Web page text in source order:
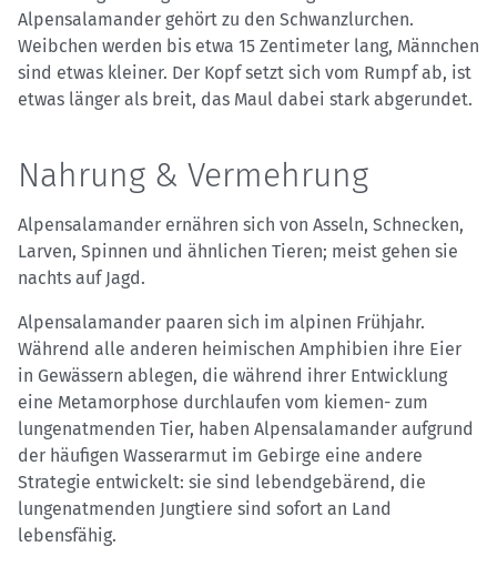
Alpensalamander gehört zu den Schwanzlurchen.
Weibchen werden bis etwa 15 Zentimeter lang, Männchen
sind etwas kleiner. Der Kopf setzt sich vom Rumpf ab, ist
etwas länger als breit, das Maul dabei stark abgerundet.
Nahrung & Vermehrung
Alpensalamander ernähren sich von Asseln, Schnecken,
Larven, Spinnen und ähnlichen Tieren; meist gehen sie
nachts auf Jagd.
Alpensalamander paaren sich im alpinen Frühjahr.
Während alle anderen heimischen Amphibien ihre Eier
in Gewässern ablegen, die während ihrer Entwicklung
eine Metamorphose durchlaufen vom kiemen- zum
lungenatmenden Tier, haben Alpensalamander aufgrund
der häufigen Wasserarmut im Gebirge eine andere
Strategie entwickelt: sie sind lebendgebärend, die
lungenatmenden Jungtiere sind sofort an Land
lebensfähig.